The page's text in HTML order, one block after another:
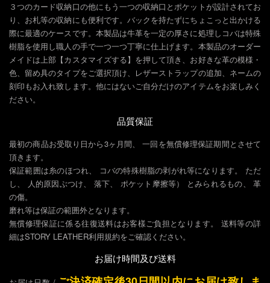
３つのカード収納口の他にもう一つの収納口とポケットが設計されてお
り、お札等の収納にも便利です。バックを持たずにちょこっと出かける
際に最適のケースです。本製品は牛革を一定の厚さに処理しコバは特殊
樹脂を使用し職人の手で一つ一つ丁寧に仕上げます。本製品のオーダー
メイドは上部【カスタマイズする】を押して頂き、お好きな革の模様・
色、留め具のタイプをご選択頂け、レザーストラップの追加、ネームの
刻印もお入れ致します。他にはないご自分だけのアイテムをお楽しみく
ださい。
品質保証
最初の商品お受取り日から3ヶ月間、 一回を無償修理保証期間とさせて
頂きます。
保証範囲は糸のほつれ、 コバの特殊樹脂の剥がれ等になります。 ただ
し、 人的原因ぶつけ、 落下、 ポケット摩擦等） とみられるもの、 革
の傷。
磨れ等は保証の範囲外となります。
無償修理保証に係る往復送料はお客樣ご負担となります。 送料等の詳
細はSTORY LEATHER利用規約をご確認ください。
お届け時間及び送料